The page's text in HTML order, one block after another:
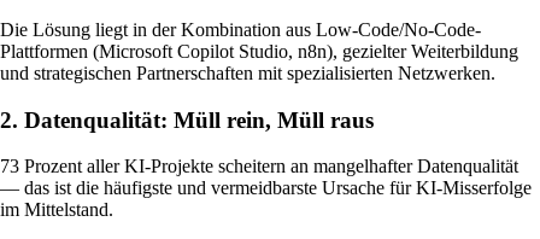
Die Lösung liegt in der Kombination aus Low-Code/No-Code-
Plattformen (Microsoft Copilot Studio, n8n), gezielter Weiterbildung
und strategischen Partnerschaften mit spezialisierten Netzwerken.
2. Datenqualität: Müll rein, Müll raus
73 Prozent aller KI-Projekte scheitern an mangelhafter Datenqualität
— das ist die häufigste und vermeidbarste Ursache für KI-Misserfolge
im Mittelstand.